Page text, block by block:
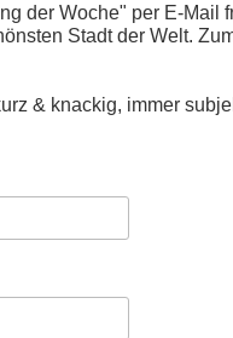
der Woche" per E-Mail
Stadt der Welt.
& knackig, immer